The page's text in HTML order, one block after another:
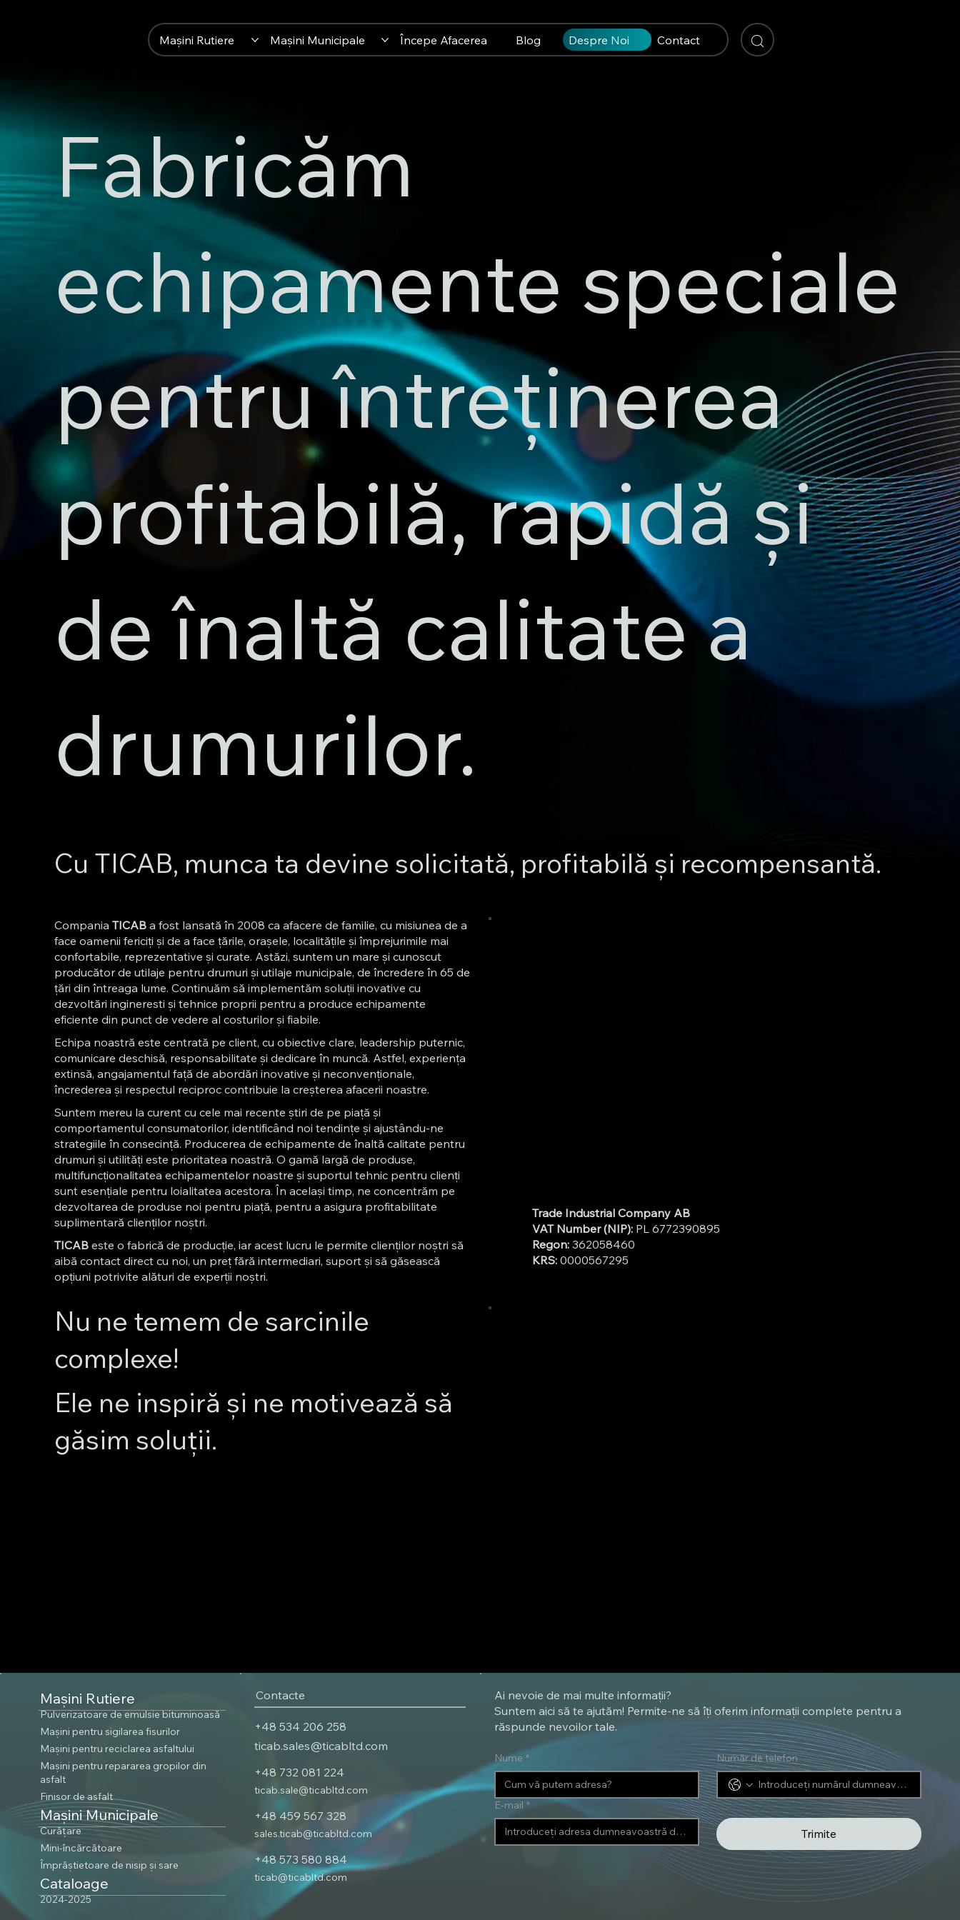
Mașini Rutiere Mașini Municipale Începe Afacerea Blog Despre Noi Contact
Fabricăm
echipamente speciale
pentru întreținerea
profitabilă, rapidă și
de înaltă calitate a
drumurilor.
Cu TICAB, munca ta devine solicitată, profitabilă și recompensantă.
Compania TICAB a fost lansată în 2008 ca afacere de familie, cu misiunea de a
face oamenii fericiți și de a face țările, orașele, localitățile și împrejurimile mai
confortabile, reprezentative și curate. Astăzi, suntem un mare și cunoscut
producător de utilaje pentru drumuri și utilaje municipale, de încredere în 65 de
țări din întreaga lume. Continuăm să implementăm soluții inovative cu
dezvoltări ingineresti și tehnice proprii pentru a produce echipamente
eficiente din punct de vedere al costurilor și fiabile.
Echipa noastră este centrată pe client, cu obiective clare, leadership puternic,
comunicare deschisă, responsabilitate și dedicare în muncă. Astfel, experiența
extinsă, angajamentul față de abordări inovative și neconvenționale,
încrederea și respectul reciproc contribuie la creșterea afacerii noastre.
Suntem mereu la curent cu cele mai recente știri de pe piață și
comportamentul consumatorilor, identificând noi tendințe și ajustându-ne
strategiile în consecință. Producerea de echipamente de înaltă calitate pentru
drumuri și utilități este prioritatea noastră. O gamă largă de produse,
multifuncționalitatea echipamentelor noastre și suportul tehnic pentru clienți
sunt esențiale pentru loialitatea acestora. În același timp, ne concentrăm pe
dezvoltarea de produse noi pentru piață, pentru a asigura profitabilitate
suplimentară clienților noștri.
TICAB este o fabrică de producție, iar acest lucru le permite clienților noștri să
aibă contact direct cu noi, un preț fără intermediari, suport și să găsească
opțiuni potrivite alături de experții noștri.
Nu ne temem de sarcinile
complexe!
Ele ne inspiră și ne motivează să
găsim soluții.
Trade Industrial Company AB
VAT Number (NIP):PL 6772390895
Regon:362058460
KRS: 0000567295
Mașini Rutiere
Pulverizatoare de emulsie bituminoasă
Mașini pentru sigilarea fisurilor
Mașini pentru reciclarea asfaltului
Mașini pentru repararea gropilor din
asfalt
Finisor de asfalt
Mașini Municipale
Curățare
Mini-încărcătoare
Împrăștietoare de nisip și sare
Cataloage
2024-2025
Contacte
+48 534 206 258
ticab.sales@ticabltd.com
+48 732 081 224
ticab.sale@ticabltd.com
+48 459 567 328
sales.ticab@ticabltd.com
+48 573 580 884
ticab@ticabltd.com
Ai nevoie de mai multe informații?
Suntem aici să te ajutăm! Permite-ne să îți oferim informații complete pentru a
răspunde nevoilor tale.
Nume * Număr de telefon
E-mail *
Trimite